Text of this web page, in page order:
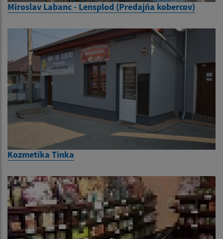
Miroslav Labanc - Lensplod (Predajňa kobercov)
Kozmetika Tinka